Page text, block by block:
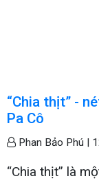
“Chia thịt” -
Pa Cô
Phan Bảo Phú |
“Chia thịt” là